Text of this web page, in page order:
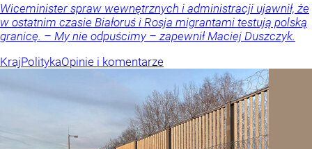
Wiceminister spraw wewnętrznych i administracji ujawnił, że
w ostatnim czasie Białoruś i Rosja migrantami testują polską
granicę. – My nie odpuścimy – zapewnił Maciej Duszczyk.
KrajPolitykaOpinie i komentarze